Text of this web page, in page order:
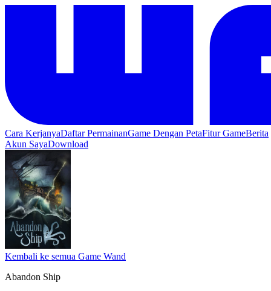
Cara KerjanyaDaftar PermainanGame Dengan PetaFitur GameBerita
Akun SayaDownload
Kembali ke semua Game Wand
Abandon Ship